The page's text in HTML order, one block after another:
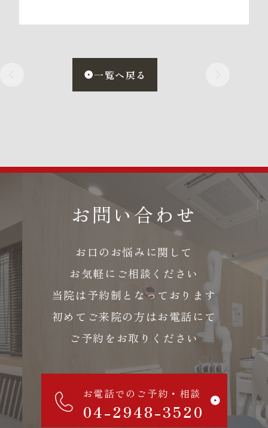
一覧へ戻る
お問い合わせ
お口のお悩みに関して
お気軽にご相談ください
当院は予約制となっております
初めてご来院の方はお電話にて
ご予約をお取りください
お電話でのご予約・相談
04-2948-3520